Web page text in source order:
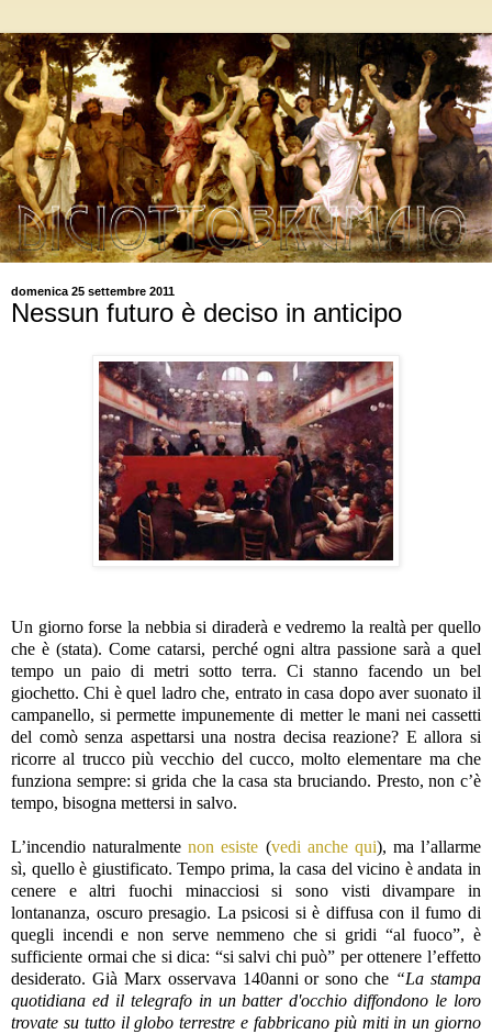
domenica 25 settembre 2011
Nessun futuro è deciso in anticipo
Un giorno forse la nebbia si diraderà e vedremo la realtà per quello
che è (stata). Come catarsi, perché ogni altra passione sarà a quel
tempo un paio di metri sotto terra. Ci stanno facendo un bel
giochetto. Chi è quel ladro che, entrato in casa dopo aver suonato il
campanello, si permette impunemente di metter le mani nei cassetti
del comò senza aspettarsi una nostra decisa reazione? E allora si
ricorre al trucco più vecchio del cucco, molto elementare ma che
funziona sempre: si grida che la casa sta bruciando. Presto, non c’è
tempo, bisogna mettersi in salvo.
L’incendio naturalmentenon esiste (vedi anche qui), ma l’allarme
sì, quello è giustificato. Tempo prima, la casa del vicino è andata in
cenere e altri fuochi minacciosi si sono visti divampare in
lontananza, oscuro presagio. La psicosi si è diffusa con il fumo di
quegli incendi e non serve nemmeno che si gridi “al fuoco”, è
sufficiente ormai che si dica: “si salvi chi può” per ottenere l’effetto
desiderato. Già Marx osservava 140anni or sono che “La stampa
quotidiana ed il telegrafo in un batter d'occhio diffondono le loro
trovate su tutto il globo terrestre e fabbricano più miti in un giorno